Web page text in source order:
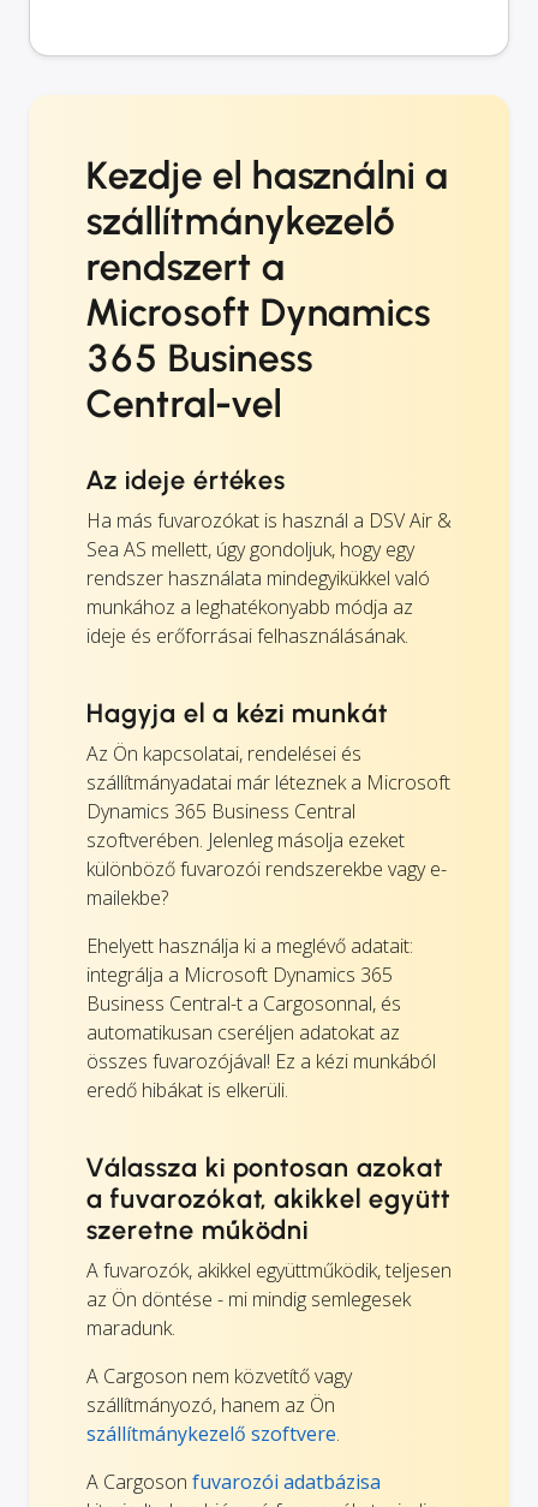
Kezdje el használni a
szállítmánykezelő
rendszert a
Microsoft Dynamics
365 Business
Central-vel
Az ideje értékes
Ha más fuvarozókat is használ a DSV Air &
Sea AS mellett, úgy gondoljuk, hogy egy
rendszer használata mindegyikükkel való
munkához a leghatékonyabb módja az
ideje és erőforrásai felhasználásának.
Hagyja el a kézi munkát
Az Ön kapcsolatai, rendelései és
szállítmányadatai már léteznek a Microsoft
Dynamics 365 Business Central
szoftverében. Jelenleg másolja ezeket
különböző fuvarozói rendszerekbe vagy e-
mailekbe?
Ehelyett használja ki a meglévő adatait:
integrálja a Microsoft Dynamics 365
Business Central-t a Cargosonnal, és
automatikusan cseréljen adatokat az
összes fuvarozójával! Ez a kézi munkából
eredő hibákat is elkerüli.
Válassza ki pontosan azokat
a fuvarozókat, akikkel együtt
szeretne működni
A fuvarozók, akikkel együttműködik, teljesen
az Ön döntése - mi mindig semlegesek
maradunk.
A Cargoson nem közvetítő vagy
szállítmányozó, hanem az Ön
szállítmánykezelő szoftvere.
A Cargoson fuvarozói adatbázisa